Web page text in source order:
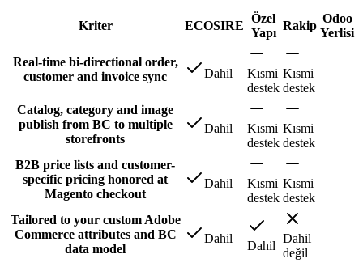
Kriter ECOSIRE
Özel
Yapı
Rakip
Odoo
Yerlisi
Real-time bi-directional order,
customer and invoice sync
Dahil
Kısmi
destek
Kısmi
destek
Catalog, category and image
publish from BC to multiple
storefronts
Dahil
Kısmi
destek
Kısmi
destek
B2B price lists and customer-
specific pricing honored at
Magento checkout
Dahil
Kısmi
destek
Kısmi
destek
Tailored to your custom Adobe
Commerce attributes and BC
data model
Dahil
Dahil
Dahil
değil